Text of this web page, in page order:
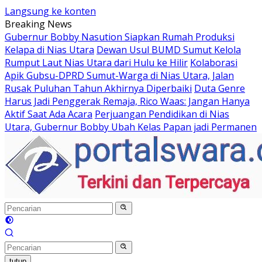
Langsung ke konten
Breaking News
Gubernur Bobby Nasution Siapkan Rumah Produksi
Kelapa di Nias Utara Dewan Usul BUMD Sumut Kelola
Rumput Laut Nias Utara dari Hulu ke Hilir Kolaborasi
Apik Gubsu-DPRD Sumut-Warga di Nias Utara, Jalan
Rusak Puluhan Tahun Akhirnya Diperbaiki Duta Genre
Harus Jadi Penggerak Remaja, Rico Waas: Jangan Hanya
Aktif Saat Ada Acara Perjuangan Pendidikan di Nias
Utara, Gubernur Bobby Ubah Kelas Papan jadi Permanen